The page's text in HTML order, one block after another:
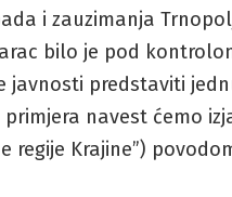
i zauzimanja
bilo je pod
javnosti predstaviti
primjera navest ćemo
regije Krajine”)